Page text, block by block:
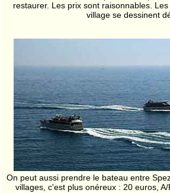
restaurer. Les prix sont raisonnables.
village se dessinent
On peut aussi prendre le bateau entre
villages, c'est plus onéreux : 20 euros,